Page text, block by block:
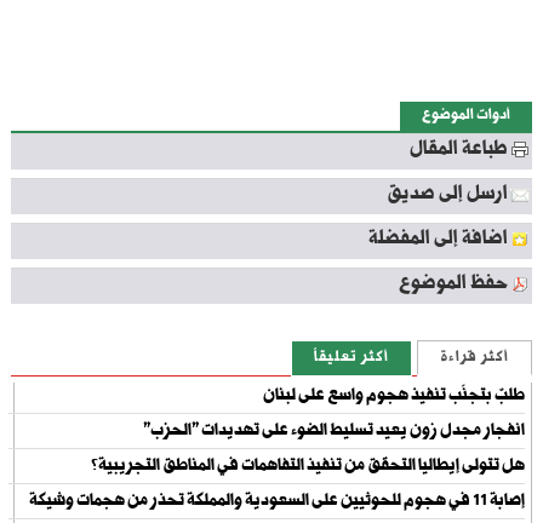
أدوات الموضوع
طباعة المقال
ارسل إلى صديق
اضافة إلى المفضلة
حفظ الموضوع
أكثر قراءة أكثر تعليقاً
طلبٌ بتجنّب تنفيذ هجوم واسع على لبنان
انفجار مجدل زون يعيد تسليط الضوء على تهديدات "الحزب"
هل تتولى إيطاليا التحقق من تنفيذ التفاهمات في المناطق التجريبية؟
إصابة 11 في هجوم للحوثيين على السعودية والمملكة تحذر من هجمات وشيكة